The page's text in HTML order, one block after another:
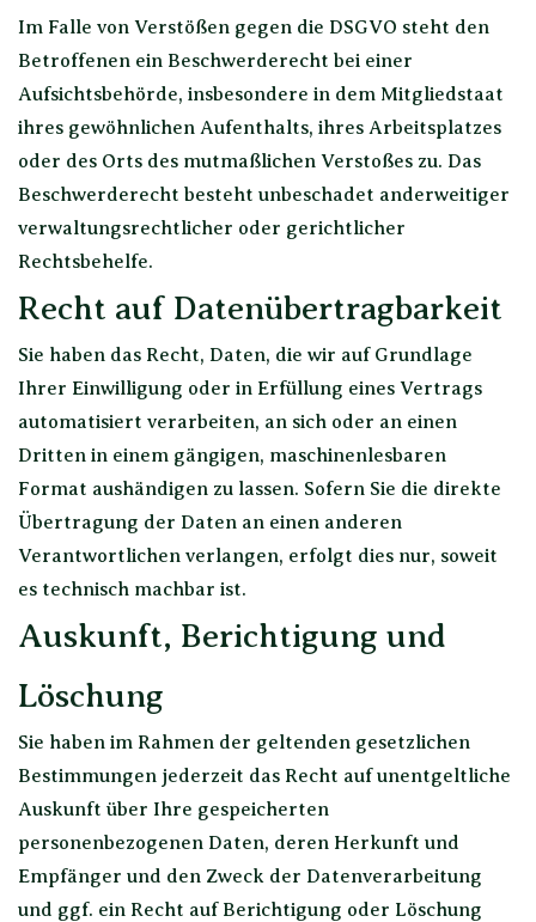
Im Falle von Verstößen gegen die DSGVO steht den
Betroffenen ein Beschwerderecht bei einer
Aufsichtsbehörde, insbesondere in dem Mitgliedstaat
ihres gewöhnlichen Aufenthalts, ihres Arbeitsplatzes
oder des Orts des mutmaßlichen Verstoßes zu. Das
Beschwerderecht besteht unbeschadet anderweitiger
verwaltungsrechtlicher oder gerichtlicher
Rechtsbehelfe.
Recht auf Daten­übertrag­barkeit
Sie haben das Recht, Daten, die wir auf Grundlage
Ihrer Einwilligung oder in Erfüllung eines Vertrags
automatisiert verarbeiten, an sich oder an einen
Dritten in einem gängigen, maschinenlesbaren
Format aushändigen zu lassen. Sofern Sie die direkte
Übertragung der Daten an einen anderen
Verantwortlichen verlangen, erfolgt dies nur, soweit
es technisch machbar ist.
Auskunft, Berichtigung und
Löschung
Sie haben im Rahmen der geltenden gesetzlichen
Bestimmungen jederzeit das Recht auf unentgeltliche
Auskunft über Ihre gespeicherten
personenbezogenen Daten, deren Herkunft und
Empfänger und den Zweck der Datenverarbeitung
und ggf. ein Recht auf Berichtigung oder Löschung